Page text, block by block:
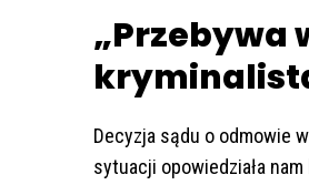
„Przebywa
Decyzja sądu o odmowie
sytuacji opowiedziała